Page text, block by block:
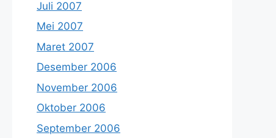
Juli 2007
Mei 2007
Maret 2007
Desember 2006
November 2006
Oktober 2006
September 2006